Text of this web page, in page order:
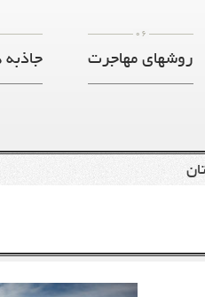
06
روشهای مهاجرت